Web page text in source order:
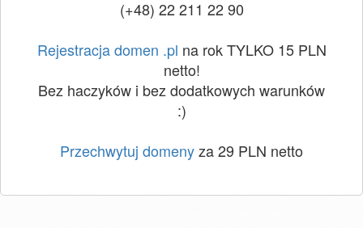
(+48) 22 211 22 90
Rejestracja domen .pl na rok TYLKO 15 PLN
netto!
Bez haczyków i bez dodatkowych warunków
:)
Przechwytuj domenyza 29 PLN netto